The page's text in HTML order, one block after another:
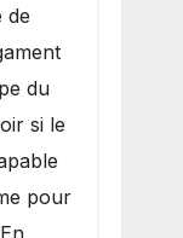
de
du
si le
pour